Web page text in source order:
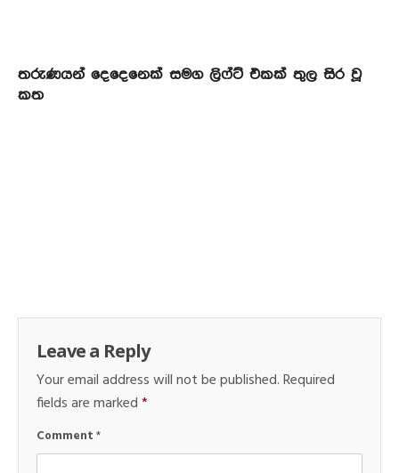
තරුණයන් දෙදෙනෙක් සමග ලිෆ්ට් එකක් තුල සිර වූ
කත
Leave a Reply
Your email address will not be published.Required
fields are marked*
Comment*